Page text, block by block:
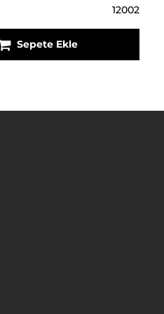
12002
Sepete Ekle